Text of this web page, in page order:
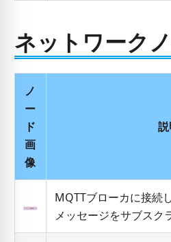
ネットワーク
ノ
ー
ド
画
像
MQTTブローカに接続
メッセージをサブスク